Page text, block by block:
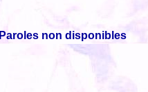
Paroles non disponibles